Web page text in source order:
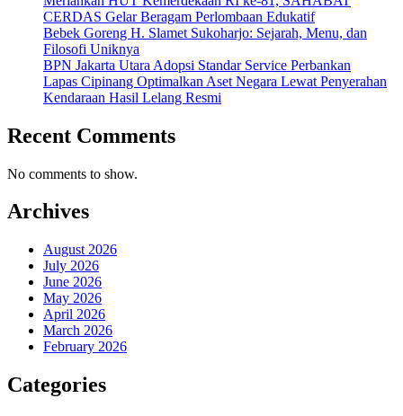
CERDAS Gelar Beragam Perlombaan Edukatif
Bebek Goreng H. Slamet Sukoharjo: Sejarah, Menu, dan
Filosofi Uniknya
BPN Jakarta Utara Adopsi Standar Service Perbankan
Lapas Cipinang Optimalkan Aset Negara Lewat Penyerahan
Kendaraan Hasil Lelang Resmi
Recent Comments
No comments to show.
Archives
August 2026
July 2026
June 2026
May 2026
April 2026
March 2026
February 2026
Categories